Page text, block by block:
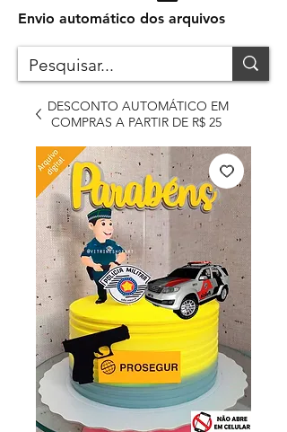
DESCONTO AUTOMÁTICO EM
COMPRAS A PARTIR DE R$ 25
Envio automático dos arquivos